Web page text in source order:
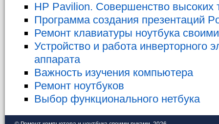
HP Pavilion. Совершенство высоких
Программа создания презентаций
Ремонт клавиатуры ноутбука
Устройство и работа инверторного
аппарата
Важность изучения компьютера
Ремонт ноутбуков
Выбор функционального нетбука